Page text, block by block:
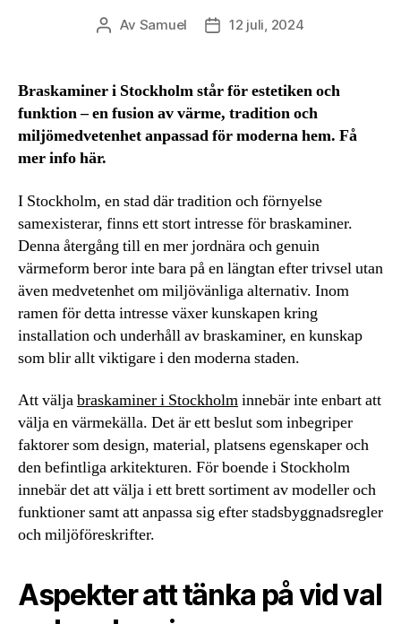
Inläggsförfattare
Av Samuel Inläggsdatum
12 juli, 2024
Braskaminer i Stockholm står för estetiken och
funktion – en fusion av värme, tradition och
miljömedvetenhet anpassad för moderna hem. Få
mer info här.
I Stockholm, en stad där tradition och förnyelse
samexisterar, finns ett stort intresse för braskaminer.
Denna återgång till en mer jordnära och genuin
värmeform beror inte bara på en längtan efter trivsel utan
även medvetenhet om miljövänliga alternativ. Inom
ramen för detta intresse växer kunskapen kring
installation och underhåll av braskaminer, en kunskap
som blir allt viktigare i den moderna staden.
Att väljabraskaminer i Stockholminnebär inte enbart att
välja en värmekälla. Det är ett beslut som inbegriper
faktorer som design, material, platsens egenskaper och
den befintliga arkitekturen. För boende i Stockholm
innebär det att välja i ett brett sortiment av modeller och
funktioner samt att anpassa sig efter stadsbyggnadsregler
och miljöföreskrifter.
Aspekter att tänka på vid val